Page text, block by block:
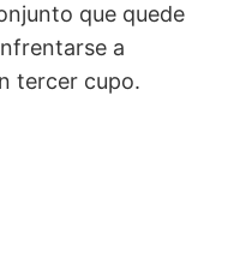
que quede
a
tercer cupo.